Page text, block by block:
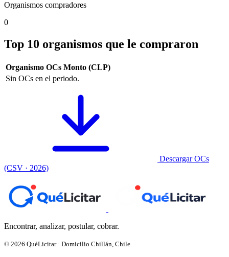
Organismos compradores
0
Top 10 organismos que le compraron
Organismo OCs Monto (CLP)
Sin OCs en el periodo.
Descargar OCs
(CSV · 2026)
Encontrar, analizar, postular, cobrar.
© 2026 QuéLicitar · Domicilio Chillán, Chile.